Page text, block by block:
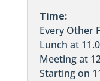
Time:
Every Other
Lunch at
Meeting at
Starting on